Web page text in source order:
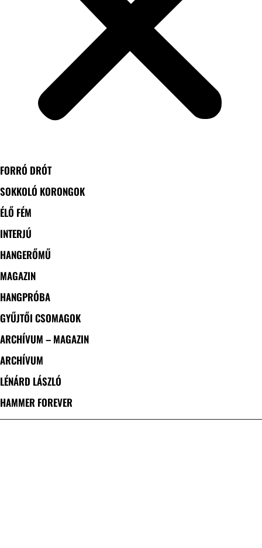
FORRÓ DRÓT
SOKKOLÓ KORONGOK
ÉLŐ FÉM
INTERJÚ
HANGERŐMŰ
MAGAZIN
HANGPRÓBA
GYŰJTŐI CSOMAGOK
ARCHÍVUM – MAGAZIN
ARCHÍVUM
LÉNÁRD LÁSZLÓ
HAMMER FOREVER